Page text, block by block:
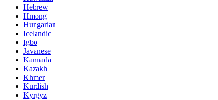
Hebrew
Hmong
Hungarian
Icelandic
Igbo
Javanese
Kannada
Kazakh
Khmer
Kurdish
Kyrgyz